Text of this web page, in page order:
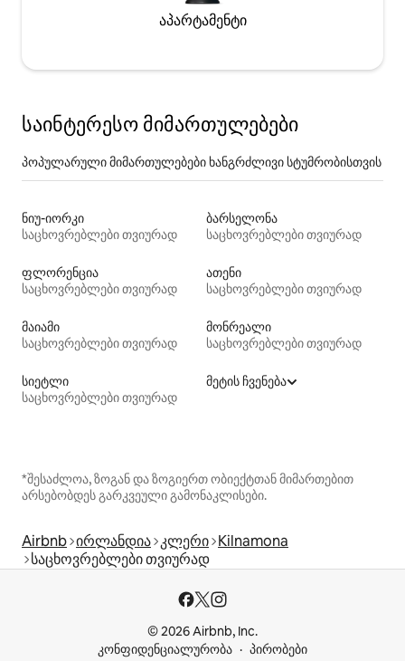
აპარტამენტი
საინტერესო მიმართულებები
პოპულარული მიმართულებები ხანგრძლივი სტუმრობისთვის
ნიუ-იორკი
საცხოვრებლები თვიურად
ბარსელონა
საცხოვრებლები თვიურად
ფლორენცია
საცხოვრებლები თვიურად
ათენი
საცხოვრებლები თვიურად
მაიამი
საცხოვრებლები თვიურად
მონრეალი
საცხოვრებლები თვიურად
სიეტლი
საცხოვრებლები თვიურად
მეტის ჩვენება
*შესაძლოა, ზოგან და ზოგიერთ ობიექტთან მიმართებით
არსებობდეს გარკვეული გამონაკლისები.
Airbnb ირლანდია კლერი Kilnamona
საცხოვრებლები თვიურად
© 2026 Airbnb, Inc.
კონფიდენციალურობა
პირობები